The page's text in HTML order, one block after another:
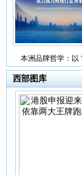
本洲品牌哲学：以
西部图库